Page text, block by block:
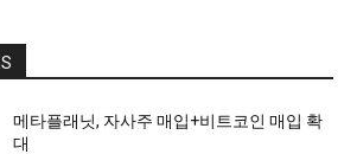
메타플래닛, 자사주 매입+비트코인 매입 확
대